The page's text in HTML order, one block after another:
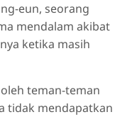
eun, seorang
mendalam akibat
ketika masih
teman-teman
tidak mendapatkan